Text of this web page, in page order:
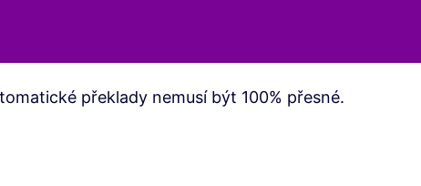
překlady nemusí být 100% přesné.